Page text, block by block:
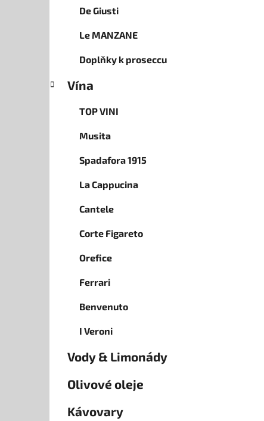
De Giusti
Le MANZANE
Doplňky k proseccu
Vína
TOP VINI
Musita
Spadafora 1915
La Cappucina
Cantele
Corte Figareto
Orefice
Ferrari
Benvenuto
I Veroni
Vody & Limonády
Olivové oleje
Kávovary